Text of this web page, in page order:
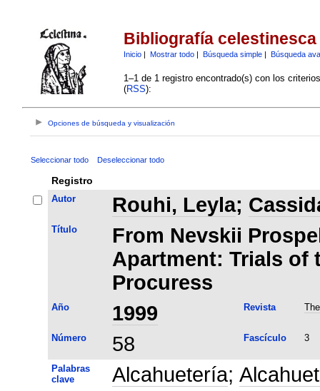
Bibliografía celestinesca
Inicio| Mostrar todo| Búsqueda simple| Búsqueda
1–1 de 1 registro encontrado(s) con los
(RSS):
Opciones de búsqueda y visualización
Seleccionar todo Deseleccionar todo
Registro
Autor Rouhi, Leyla;
Título
From Nevskii
Apartment: Trials of
Procuress
Año 1999 Revista
Número 58 Fascículo 3
Palabras
clave
Alcahuetería;